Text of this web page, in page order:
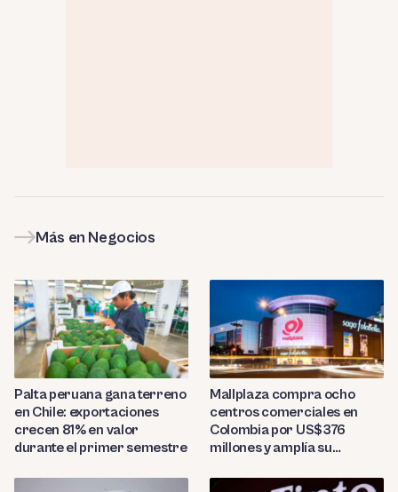
Más en Negocios
Palta peruana gana terreno
en Chile: exportaciones
crecen 81% en valor
durante el primer semestre
Mallplaza compra ocho
centros comerciales en
Colombia por US$376
millones y amplía su